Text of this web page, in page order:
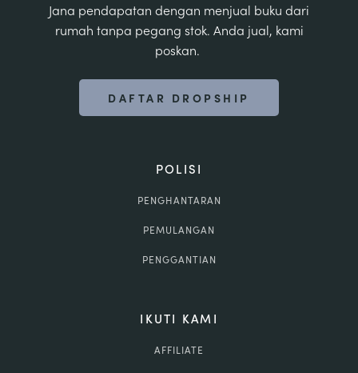
Jana pendapatan dengan menjual buku dari
rumah tanpa pegang stok. Anda jual, kami
poskan.
DAFTAR DROPSHIP
POLISI
PENGHANTARAN
PEMULANGAN
PENGGANTIAN
IKUTI KAMI
AFFILIATE